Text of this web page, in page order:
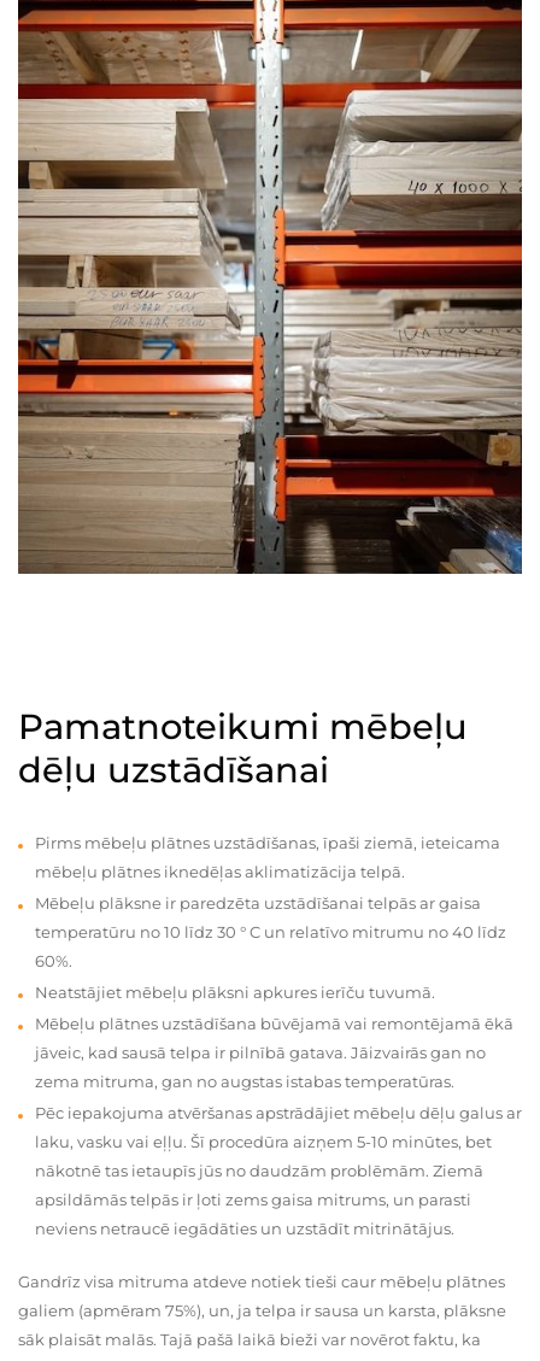
Pamatnoteikumi mēbeļu
dēļu uzstādīšanai
Pirms mēbeļu plātnes uzstādīšanas, īpaši ziemā, ieteicama
mēbeļu plātnes iknedēļas aklimatizācija telpā.
Mēbeļu plāksne ir paredzēta uzstādīšanai telpās ar gaisa
temperatūru no 10 līdz 30 ° C un relatīvo mitrumu no 40 līdz
60%.
Neatstājiet mēbeļu plāksni apkures ierīču tuvumā.
Mēbeļu plātnes uzstādīšana būvējamā vai remontējamā ēkā
jāveic, kad sausā telpa ir pilnībā gatava. Jāizvairās gan no
zema mitruma, gan no augstas istabas temperatūras.
Pēc iepakojuma atvēršanas apstrādājiet mēbeļu dēļu galus ar
laku, vasku vai eļļu. Šī procedūra aizņem 5-10 minūtes, bet
nākotnē tas ietaupīs jūs no daudzām problēmām. Ziemā
apsildāmās telpās ir ļoti zems gaisa mitrums, un parasti
neviens netraucē iegādāties un uzstādīt mitrinātājus.
Gandrīz visa mitruma atdeve notiek tieši caur mēbeļu plātnes
galiem (apmēram 75%), un, ja telpa ir sausa un karsta, plāksne
sāk plaisāt malās. Tajā pašā laikā bieži var novērot faktu, ka